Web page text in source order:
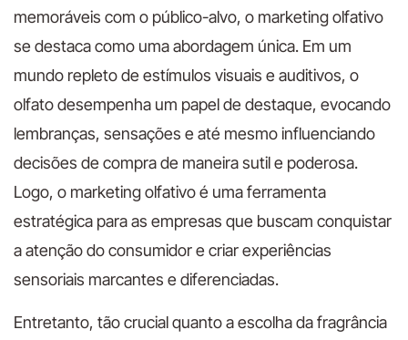
memoráveis com o público-alvo, o marketing olfativo
se destaca como uma abordagem única. Em um
mundo repleto de estímulos visuais e auditivos, o
olfato desempenha um papel de destaque, evocando
lembranças, sensações e até mesmo influenciando
decisões de compra de maneira sutil e poderosa.
Logo, o marketing olfativo é uma ferramenta
estratégica para as empresas que buscam conquistar
a atenção do consumidor e criar experiências
sensoriais marcantes e diferenciadas.
Entretanto, tão crucial quanto a escolha da fragrância